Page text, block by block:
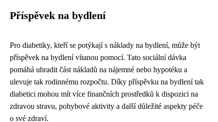
Příspěvek na bydlení
Pro diabetiky, kteří se potýkají s náklady na bydlení, může být
příspěvek na bydlení vítanou pomocí. Tato sociální dávka
pomáhá uhradit část nákladů na nájemné nebo hypotéku a
ulevuje tak rodinnému rozpočtu. Díky příspěvku na bydlení tak
diabetici mohou mít více finančních prostředků k dispozici na
zdravou stravu, pohybové aktivity a další důležité aspekty péče
o své zdraví.